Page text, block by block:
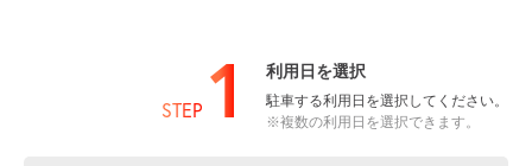
STEP 1 利用日を選択
駐車する利用日を選択してください。
※複数の利用日を選択できます。